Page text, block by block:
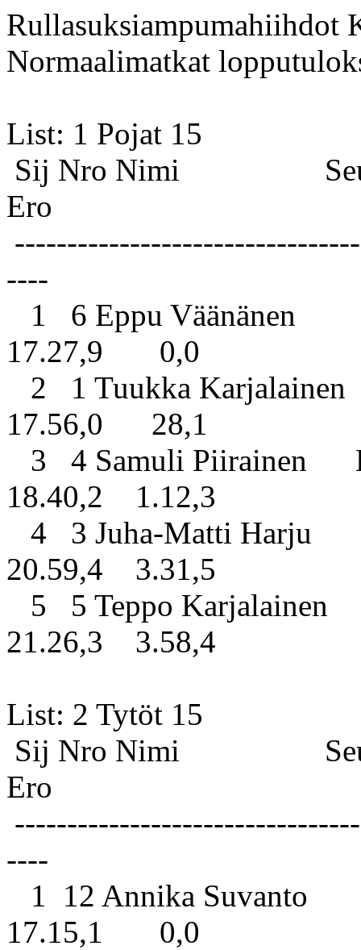
Rullasuksiampumahiihdot
Normaalimatkat
List: 1
Sij Nro Nimi
Ero
----
1 6 Eppu Väänänen
17.27,9 0,0
2 1 Tuukka
17.56,0 28,1
3 4 Samuli
18.40,2 1.12,3
4 3 Juha-Matti Harju
20.59,4 3.31,5
5 5 Teppo
21.26,3 3.58,4
List: 2
Sij Nro Nimi
Ero
----
1 12 Annika Suvanto
17.15,1 0,0